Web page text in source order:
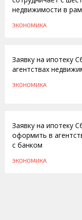
недвижимости в
ЭКОНОМИКА
Заявку на ипотеку
агентствах
ЭКОНОМИКА
Заявку на ипотеку
оформить в
с банком
ЭКОНОМИКА